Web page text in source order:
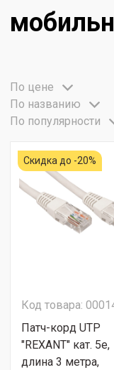
По цене
По названию
По популярности
Скидка до -20%
Код товара:
Патч-корд UTP
"REXANT" кат. 5e,
длина 3 метра,